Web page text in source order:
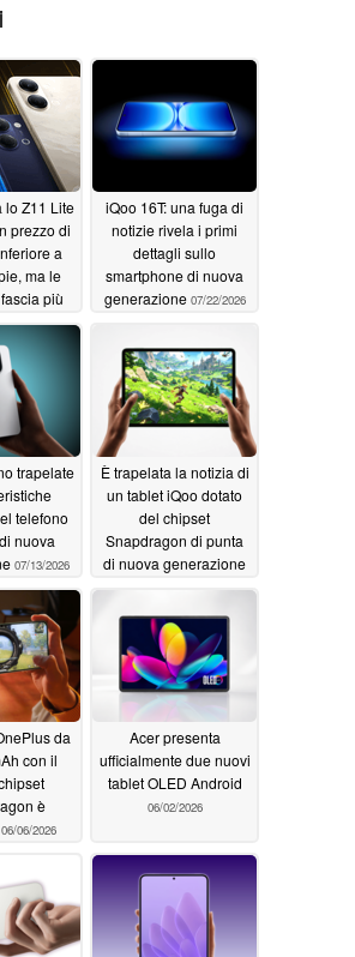
lo Z11 Lite
prezzo di
a
ma le
più
di uno
per
fascia
07/24/2026
iQoo 16T: una fuga di
notizie rivela i primi
dettagli sullo
smartphone di nuova
generazione 07/22/2026
trapelate
telefono
nuova
07/13/2026
È trapelata la notizia di
un tablet iQoo dotato
del chipset
Snapdragon di punta
di nuova generazione
da
con il
è
06/06/2026
Acer presenta
ufficialmente due nuovi
tablet OLED Android
06/02/2026